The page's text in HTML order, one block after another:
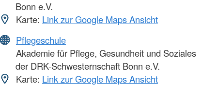
Bonn e.V.
Karte: Link zur Google Maps Ansicht
Pflegeschule
Akademie für Pflege, Gesundheit und Soziales
der DRK-Schwesternschaft Bonn e.V.
Karte: Link zur Google Maps Ansicht